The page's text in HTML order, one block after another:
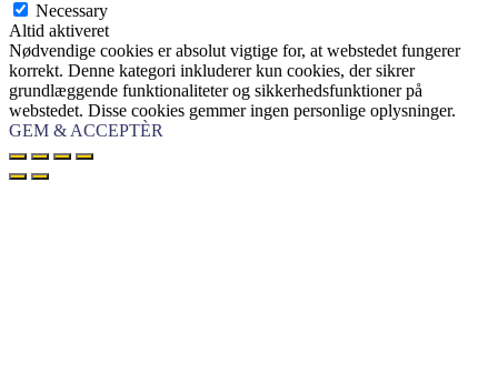
Necessary
Altid aktiveret
Nødvendige cookies er absolut vigtige for, at webstedet fungerer
korrekt. Denne kategori inkluderer kun cookies, der sikrer
grundlæggende funktionaliteter og sikkerhedsfunktioner på
webstedet. Disse cookies gemmer ingen personlige oplysninger.
GEM & ACCEPTÈR